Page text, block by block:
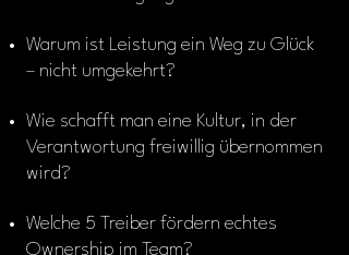
Warum ist Leistung ein Weg zu Glück
– nicht umgekehrt?
Wie schafft man eine Kultur, in der
Verantwortung freiwillig übernommen
wird?
Welche 5 Treiber fördern echtes
Ownership im Team?